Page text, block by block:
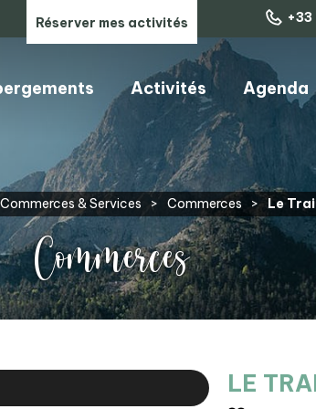
Réserver mes activités
Activités Agenda
& Services > Commerces > Le
Commerces
LE